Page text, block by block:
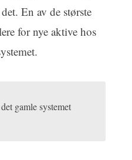
En av de største
for nye aktive hos
gamle systemet